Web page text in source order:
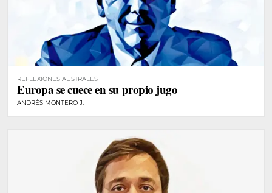
REFLEXIONES AUSTRALES
Europa se cuece en su propio jugo
ANDRÉS MONTERO J.